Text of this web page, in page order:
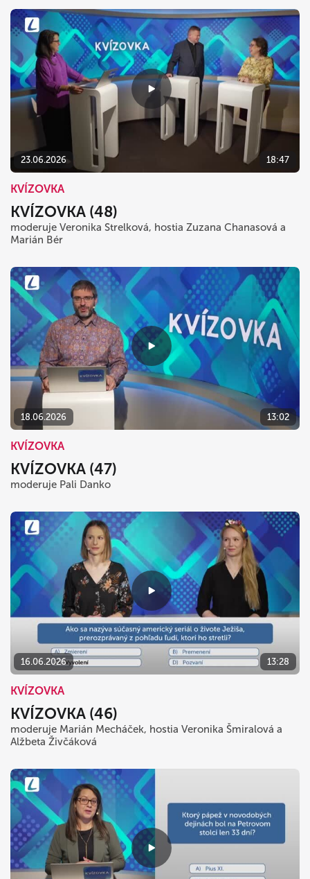
23.06.2026 18:47
KVÍZOVKA
KVÍZOVKA (48)
moderuje Veronika Strelková, hostia Zuzana Chanasová a
Marián Bér
18.06.2026 13:02
KVÍZOVKA
KVÍZOVKA (47)
moderuje Pali Danko
16.06.2026 13:28
KVÍZOVKA
KVÍZOVKA (46)
moderuje Marián Mecháček, hostia Veronika Šmiralová a
Alžbeta Živčáková